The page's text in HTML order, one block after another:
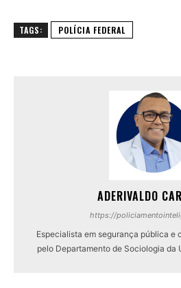
TAGS: POLÍCIA FEDERAL
ADERIVALDO
https://
Especialista em segurança pública e
pelo Departamento de Sociologia da